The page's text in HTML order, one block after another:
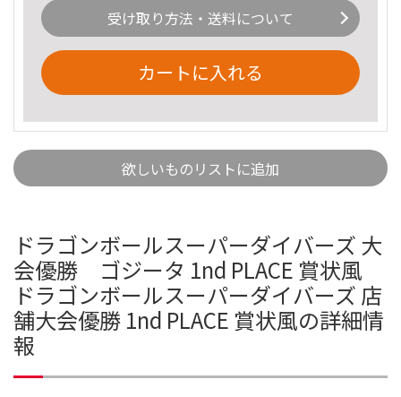
受け取り方法・送料について
カートに入れる
欲しいものリストに追加
ドラゴンボールスーパーダイバーズ 大
会優勝 ゴジータ 1nd PLACE 賞状風
ドラゴンボールスーパーダイバーズ 店
舗大会優勝 1nd PLACE 賞状風の詳細情
報